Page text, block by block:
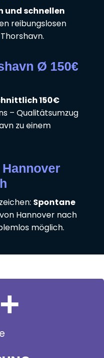
und schnellen
reibungslosen
Ø 150€
150€
– Qualitätsumzug
zu einem
Spontane
von Hannover nach
möglich.
+